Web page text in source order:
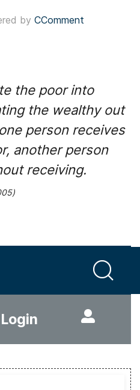
by CComment
the poor into
the wealthy out
person receives
another person
receiving.